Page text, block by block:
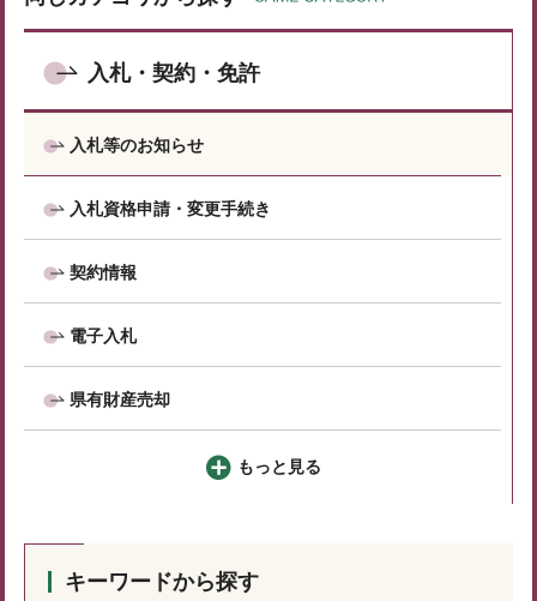
入札・契約・免許
入札等のお知らせ
入札資格申請・変更手続き
契約情報
電子入札
県有財産売却
もっと見る
キーワードから探す